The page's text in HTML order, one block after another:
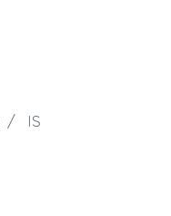
IS